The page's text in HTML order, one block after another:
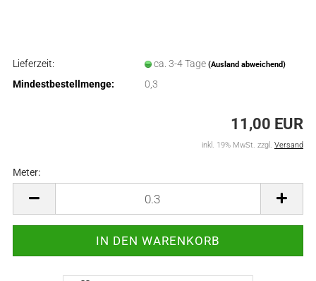
Lieferzeit: ca. 3-4 Tage (Ausland abweichend)
Mindestbestellmenge: 0,3
11,00 EUR
inkl. 19% MwSt. zzgl. Versand
Meter: